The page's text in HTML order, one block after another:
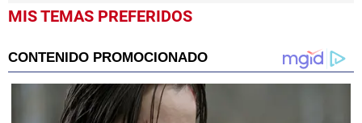
MIS TEMAS PREFERIDOS